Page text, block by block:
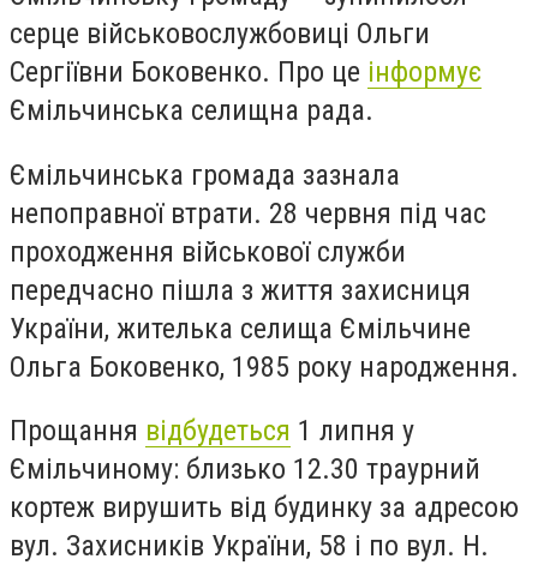
серце військовослужбовиці Ольги
Сергіївни Боковенко. Про це інформує
Ємільчинська селищна рада.
Ємільчинська громада зазнала
непоправної втрати. 28 червня під час
проходження військової служби
передчасно пішла з життя захисниця
України, жителька селища Ємільчине
Ольга Боковенко, 1985 року народження.
Прощання відбудеться 1 липня у
Ємільчиному: близько 12.30 траурний
кортеж вирушить від будинку за адресою
вул. Захисників України, 58 і по вул. Н.